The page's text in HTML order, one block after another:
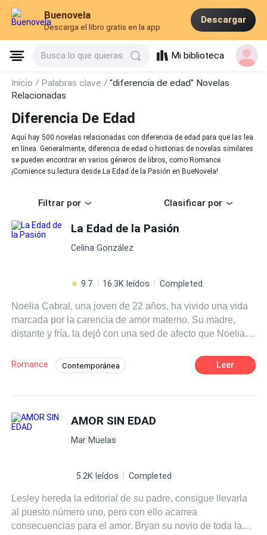
Buenovela
Descarga el libro gratis en la app
Descargar
Busca lo que quieras Mi biblioteca
Inicio / Palabras clave /"diferencia de edad" Novelas
Relacionadas
Diferencia De Edad
Aquí hay 500 novelas relacionadas con diferencia de edad para que las lea
en línea. Generalmente, diferencia de edad o historias de novelas similares
se pueden encontrar en varios géneros de libros, como Romance.
¡Comience su lectura desde La Edad de la Pasión en BueNovela!
Filtrar por Clasificar por
La Edad de la Pasión
Celina González
9.7 16.3K leídos Completed
Noelia Cabral, una joven de 22 años, ha vivido una vida
marcada por la carencia de amor materno. Su madre,
distante y fría, la dejó con una sed de afecto que Noelia
hombre que aunque se portó de maravilla con ella, se
sentía dependiente de él. Un día, se da cuenta de que
es inmensa, y se da cuenta de que ha estado viviendo la
vida de alguien más. Con renovada confianza, Noelia. El
sueño de Noelia siempre ha sido ser la asistente
un suceso logró que ella tuviese una oportunidad. Su
empresaria, y pronto se encuentra en el escenario que le
gusta, viviendo su pasión. Es allí donde conoce a Leonel,
un exitoso empresario y modelo de 40 años, que se
Romance Contemporánea
Desafío a las Expectativas Pasión
Leer
AMOR SIN EDAD
Mar Muelas
5.2K leídos Completed
Lesley hereda la editorial de su padre, consigue llevarla
al puesto número uno, pero con ello acarrea
consecuencias para el amor. Bryan su novio de toda la